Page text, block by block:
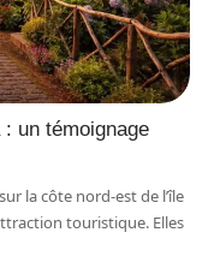
un témoignage
la côte nord-est de l’île
touristique. Elles